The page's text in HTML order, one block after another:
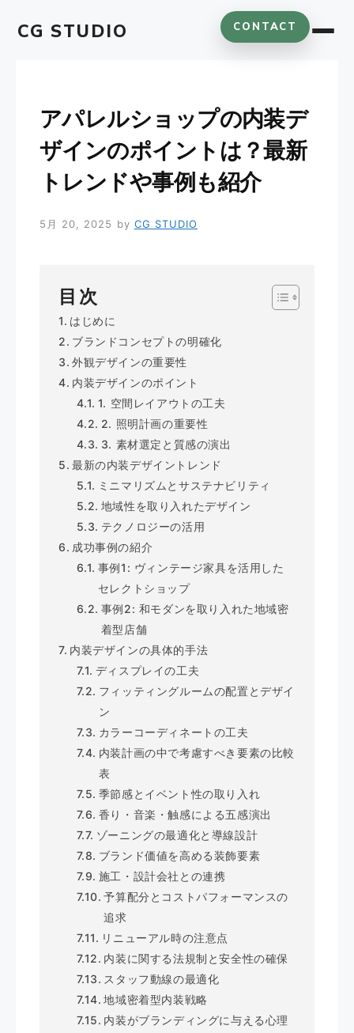
CG STUDIO CONTACT
アパレルショップの内装デ
ザインのポイントは？最新
トレンドや事例も紹介
5月 20, 2025 by CG STUDIO
目次
はじめに
ブランドコンセプトの明確化
外観デザインの重要性
内装デザインのポイント
1. 空間レイアウトの工夫
2. 照明計画の重要性
3. 素材選定と質感の演出
最新の内装デザイントレンド
ミニマリズムとサステナビリティ
地域性を取り入れたデザイン
テクノロジーの活用
成功事例の紹介
事例1: ヴィンテージ家具を活用した
セレクトショップ
事例2: 和モダンを取り入れた地域密
着型店舗
内装デザインの具体的手法
ディスプレイの工夫
フィッティングルームの配置とデザイ
ン
カラーコーディネートの工夫
内装計画の中で考慮すべき要素の比較
表
季節感とイベント性の取り入れ
香り・音楽・触感による五感演出
ゾーニングの最適化と導線設計
ブランド価値を高める装飾要素
施工・設計会社との連携
予算配分とコストパフォーマンスの
追求
リニューアル時の注意点
内装に関する法規制と安全性の確保
スタッフ動線の最適化
地域密着型内装戦略
内装がブランディングに与える心理